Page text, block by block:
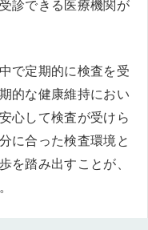
診できる医療機関が
で定期的に検査を受
的な健康維持におい
心して検査が受けら
に合った検査環境と
を踏み出すことが、